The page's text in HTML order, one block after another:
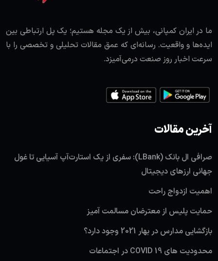
ما در ایران کمپانی، بیش از یک مجله هستیم؛ یک پل ارتباطی بین
ایده‌ها و واقعیت. رسانه‌ای که عمق مقالات تحلیلی و تخصصی را با
سرعت اخبار روز صنعت درمی‌آمیزد.
آخرین مقالات
صرافی ال بانک (LBank): سفری از یک استارت‌آپ آسیایی تا غول
جهانی ارزهای دیجیتال
اهمیت ازدواج راحت
حمایت پلیس از معترضان مسالمت آمیز
بازگشایی مدارس در بهار 2021 وجود دارد؟
محدودیت های COVID 19 در اجتماعات